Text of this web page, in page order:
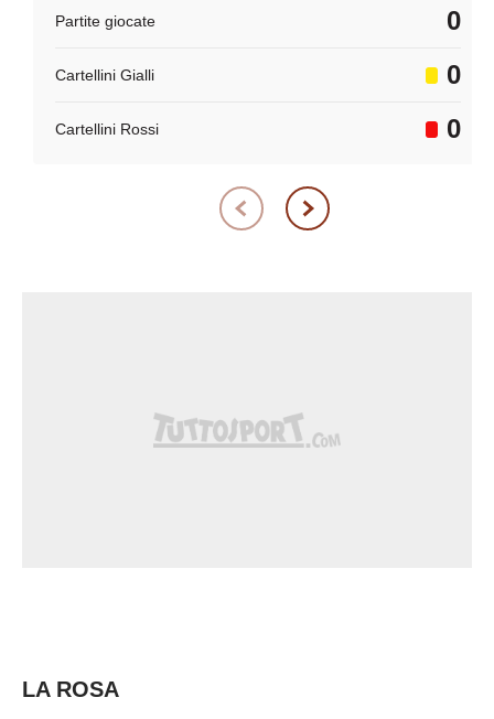
Partite giocate 0
Cartellini Gialli 0
Cartellini Rossi 0
LA ROSA